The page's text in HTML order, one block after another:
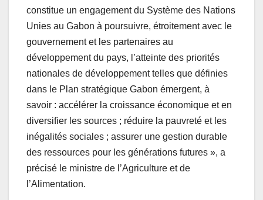
constitue un engagement du Système des Nations
Unies au Gabon à poursuivre, étroitement avec le
gouvernement et les partenaires au
développement du pays, l’atteinte des priorités
nationales de développement telles que définies
dans le Plan stratégique Gabon émergent, à
savoir : accélérer la croissance économique et en
diversifier les sources ; réduire la pauvreté et les
inégalités sociales ; assurer une gestion durable
des ressources pour les générations futures », a
précisé le ministre de l’Agriculture et de
l’Alimentation.